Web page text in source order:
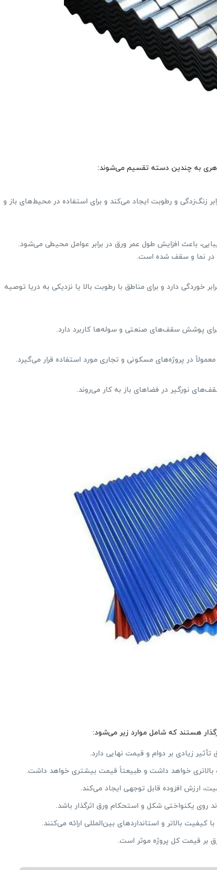
به چندین دسته تقسیم می‌شوند:
زنگ‌زدگی و رطوبت ایجاد می‌کند و برای استفاده در محیط‌های باز و
باعث افزایش طول عمر ورق در برابر عوامل محیطی می‌شود.
در نما و سقف شده است.
خوردگی دارد و برای مناطق با رطوبت بالا یا نزدیکی به دریا توصیه
پوشش سقف‌های صنعتی و سوله‌ها کاربرد دارد.
در پروژه‌های مسکونی و تجاری مورد استفاده قرار می‌گیرد.
نورگیر در فضاهای باز به کار می‌روند.
هستند که شامل موارد زیر می‌شود:
زیادی بر دوام و قیمت نهایی دارد.
خواهد داشت و طبیعتاً قیمت بیشتری خواهد داشت.
ارزش افزوده قابل توجهی ایجاد می‌کند.
روی یکنواختی شکل و استحکام ورق اثرگذار باشد.
کیفیت بالاتر و استانداردهای بین‌المللی ارائه می‌کنند.
بر قیمت کل پروژه موثر است.